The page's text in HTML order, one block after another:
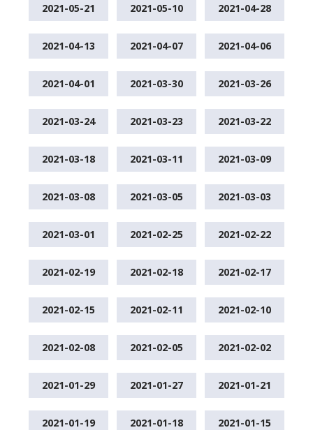
2021-05-21 2021-05-10 2021-04-28
2021-04-13 2021-04-07 2021-04-06
2021-04-01 2021-03-30 2021-03-26
2021-03-24 2021-03-23 2021-03-22
2021-03-18 2021-03-11 2021-03-09
2021-03-08 2021-03-05 2021-03-03
2021-03-01 2021-02-25 2021-02-22
2021-02-19 2021-02-18 2021-02-17
2021-02-15 2021-02-11 2021-02-10
2021-02-08 2021-02-05 2021-02-02
2021-01-29 2021-01-27 2021-01-21
2021-01-19 2021-01-18 2021-01-15